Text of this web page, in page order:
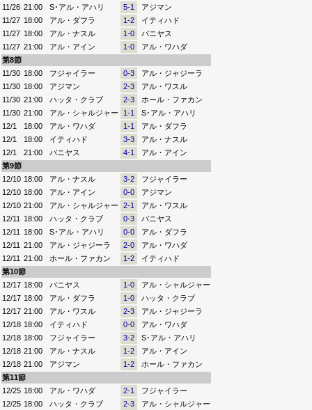
11/26 21:00 S･アル・アハリ 5-1
アジマン
11/27 18:00 アル・ダフラ 1-2
イティハド
11/27 18:00 アル・ナスル 1-0
バニヤス
11/27 21:00 アル・アイン 1-0
アル・ワハダ
第8節
11/30 18:00 フジャイラー 0-3
アル・ジャジーラ
11/30 18:00 アジマン 2-3
アル・ワスル
11/30 21:00 ハッタ・クラブ 2-3
ホール・ファカン
11/30 21:00 アル・シャルジャー 1-1
S･アル・アハリ
12/1
18:00 アル・ワハダ 1-1
アル・ダフラ
12/1
18:00 イティハド 3-3
アル・ナスル
12/1
21:00 バニヤス 4-1
アル・アイン
第9節
12/10 18:00 アル・ナスル 3-2
フジャイラー
12/10 18:00 アル・アイン 0-0
アジマン
12/10 21:00 アル・シャルジャー 2-1
アル・ワスル
12/11
18:00 ハッタ・クラブ 0-3
バニヤス
12/11
18:00 S･アル・アハリ 0-0
アル・ダフラ
12/11 21:00 アル・ジャジーラ 2-0
アル・ワハダ
12/11 21:00 ホール・ファカン 1-2
イティハド
第10節
12/17 18:00 バニヤス 1-0
アル・シャルジャー
12/17 18:00 アル・ダフラ 1-0
ハッタ・クラブ
12/17 21:00 アル・ワスル 2-3
アル・ジャジーラ
12/18 18:00 イティハド 0-0
アル・ワハダ
12/18 18:00 フジャイラー 3-2
S･アル・アハリ
12/18 21:00 アル・ナスル 1-2
アル・アイン
12/18 21:00 アジマン 1-2
ホール・ファカン
第11節
12/25 18:00 アル・ワハダ 2-1
フジャイラー
12/25 18:00 ハッタ・クラブ 2-3 アル・シャルジャー